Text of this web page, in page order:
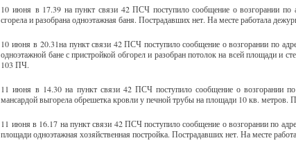
10 июня в 17.39 на пункт связи 42 ПСЧ поступило сообщение о возгорании по
сгорела и разобрана одноэтажная баня. Пострадавших нет. На месте работала
10 июня в 20.31на пункт связи 42 ПСЧ поступило сообщение о возгорании по
одноэтажной бане с пристройкой обгорел и разобран потолок на всей площади и
103 ПЧ.
11 июня в 14.30 на пункт связи 42 ПСЧ поступило сообщение о возгорании
мансардой выгорела обрешетка кровли у печной трубы на площади 10 кв.
11 июня в 16.17 на пункт связи 42 ПСЧ поступило сообщение о возгорании по
площади одноэтажная хозяйственная постройка. Пострадавших нет. На месте